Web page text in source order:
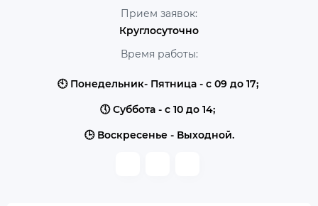
Прием заявок:
Круглосуточно
Время работы:
🕙 Понедельник- Пятница - с 09 до 17;
🕔 Суббота - с 10 до 14;
🕒 Воскресенье - Выходной.